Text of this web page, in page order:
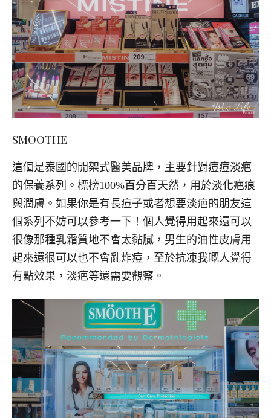
SMOOTHE
這個是泰國的開架式醫美品牌，主要針對痘痘淡疤
的保養系列。標榜100%百分百天然，用於淡化疤痕
與潤膚。如果你是有長痘子或者想要淡疤的朋友這
個系列不妨可以參考一下！個人覺得用起來還可以
很像那種乳霜質地不會太黏膩，男生的油性皮膚用
起來還很可以也不會亂炸痘，至於抗凍我嘅人覺得
有點效果，淡疤等還需要觀察。